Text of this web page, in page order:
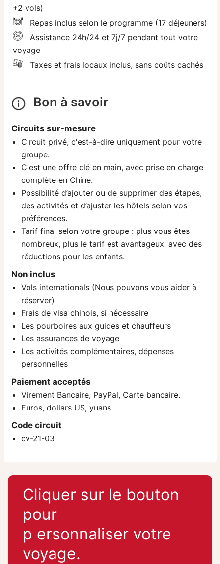
+2 vols)
Repas inclus selon le programme (17 déjeuners)
Assistance 24h/24 et 7j/7 pendant tout votre
voyage
Taxes et frais locaux inclus, sans coûts cachés
Bon à savoir
Circuits sur-mesure
Circuit privé, c'est-à-dire uniquement pour votre
groupe.
C'est une offre clé en main, avec prise en charge
complète en Chine.
Possibilité d’ajouter ou de supprimer des étapes,
des activités et d’ajuster les hôtels selon vos
préférences.
Tarif final selon votre groupe : plus vous êtes
nombreux, plus le tarif est avantageux, avec des
réductions pour les enfants.
Non inclus
Vols internationals (Nous pouvons vous aider à
réserver)
Frais de visa chinois, si nécessaire
Les pourboires aux guides et chauffeurs
Les assurances de voyage
Les activités complémentaires, dépenses
personnelles
Paiement acceptés
Virement Bancaire, PayPal, Carte bancaire.
Euros, dollars US, yuans.
Code circuit
cv-21-03
Cliquer sur le bouton
pour
p ersonnaliser votre
voyage.